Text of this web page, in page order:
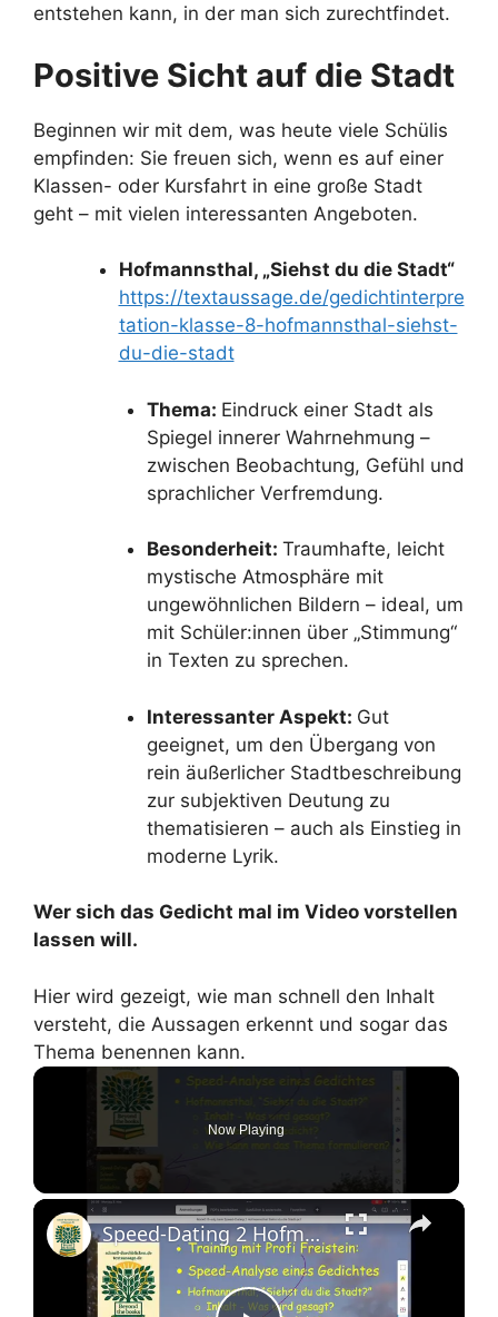
entstehen kann, in der man sich zurechtfindet.
Positive Sicht auf die Stadt
Beginnen wir mit dem, was heute viele Schülis
empfinden: Sie freuen sich, wenn es auf einer
Klassen- oder Kursfahrt in eine große Stadt
geht – mit vielen interessanten Angeboten.
Hofmannsthal, „Siehst du die Stadt“
https://textaussage.de/gedichtinterpre
tation-klasse-8-hofmannsthal-siehst-
du-die-stadt
Thema: Eindruck einer Stadt als
Spiegel innerer Wahrnehmung –
zwischen Beobachtung, Gefühl und
sprachlicher Verfremdung.
Besonderheit: Traumhafte, leicht
mystische Atmosphäre mit
ungewöhnlichen Bildern – ideal, um
mit Schüler:innen über „Stimmung“
in Texten zu sprechen.
Interessanter Aspekt: Gut
geeignet, um den Übergang von
rein äußerlicher Stadtbeschreibung
zur subjektiven Deutung zu
thematisieren – auch als Einstieg in
moderne Lyrik.
Wer sich das Gedicht mal im Video vorstellen
lassen will.
Hier wird gezeigt, wie man schnell den Inhalt
versteht, die Aussagen erkennt und sogar das
Thema benennen kann.
Now Playing
Speed-Dating 2 Hofmannsthal, "Siehst du die Stadt"